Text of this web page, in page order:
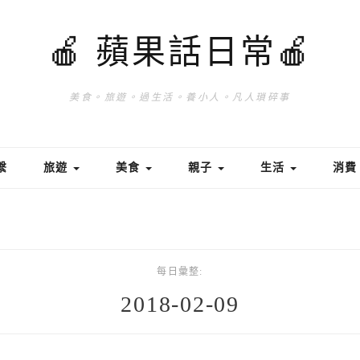
🍎 蘋果話日常🍎
美食。旅遊。過生活。養小人。凡人瑣碎事
旅遊 美食 親子 生活 消費
每日彙整:
2018-02-09